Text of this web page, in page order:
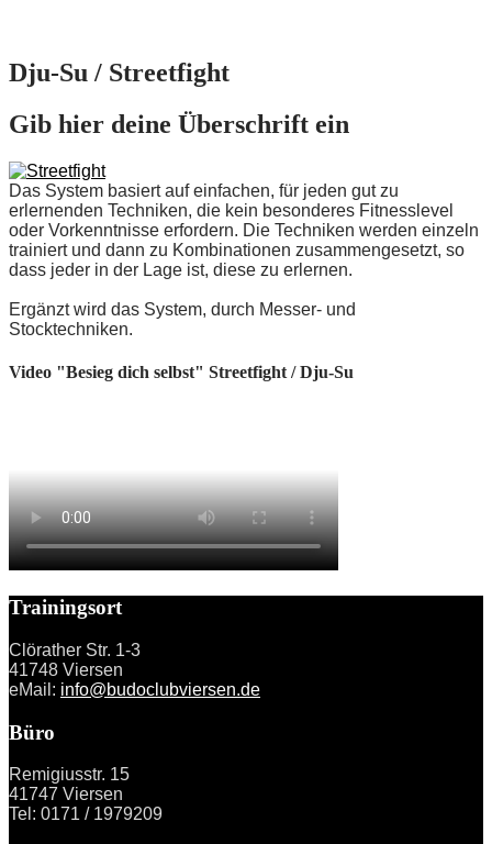
Dju-Su / Streetfight
Gib hier deine Überschrift ein
Das System basiert auf einfachen, für jeden gut zu
erlernenden Techniken, die kein besonderes Fitnesslevel
oder Vorkenntnisse erfordern. Die Techniken werden einzeln
trainiert und dann zu Kombinationen zusammengesetzt, so
dass jeder in der Lage ist, diese zu erlernen.
Ergänzt wird das System, durch Messer- und
Stocktechniken.
Video "Besieg dich selbst" Streetfight / Dju-Su
Trainingsort
Clörather Str. 1-3
41748 Viersen
eMail: info@budoclubviersen.de
Büro
Remigiusstr. 15
41747 Viersen
Tel: 0171 / 1979209